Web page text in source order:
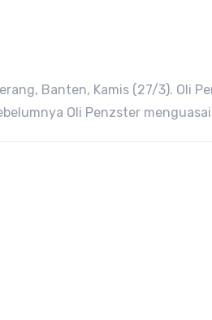
Banten, Kamis (27/3). Oli
Oli Penzster